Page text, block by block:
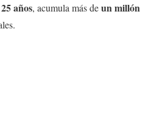
25 años, acumula más deun millón